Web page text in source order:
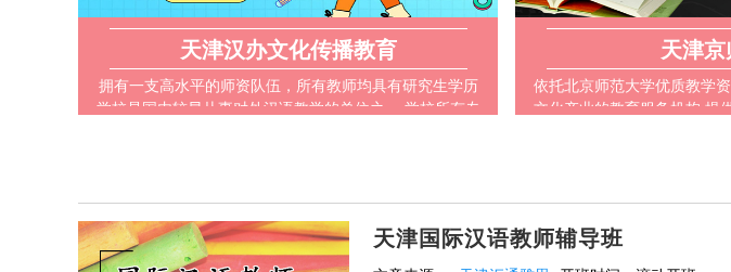
天津汉办文化传播教育
拥有一支高水平的师资队伍，所有教师均具有研究生学历
学校是国内较早从事对外汉语教学的单位之一 学校所有专
天津
依托北京师范大学优质教学
文化产业的教育服务机构 提
天津国际汉语教师辅导班